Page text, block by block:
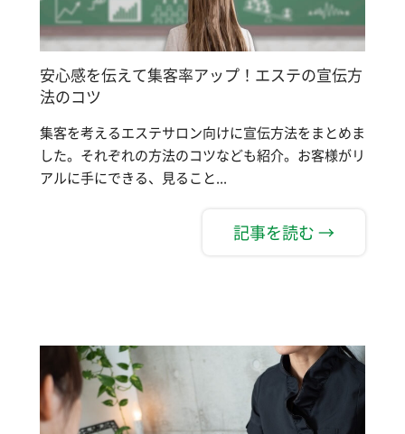
安心感を伝えて集客率アップ！エステの宣伝方
法のコツ
集客を考えるエステサロン向けに宣伝方法をまとめま
した。それぞれの方法のコツなども紹介。お客様がリ
アルに手にできる、見ること...
記事を読む →